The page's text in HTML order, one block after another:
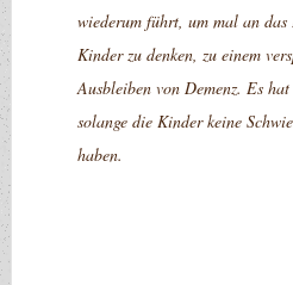
wiederum führt, um mal an das
Kinder zu denken, zu einem
Ausbleiben von Demenz. Es
solange die Kinder keine
haben.